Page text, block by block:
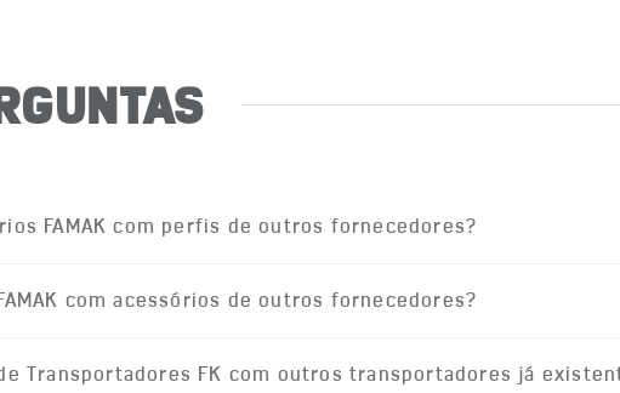
FAMAK com perfis de outros fornecedores?
com acessórios de outros fornecedores?
Transportadores FK com outros transportadores já